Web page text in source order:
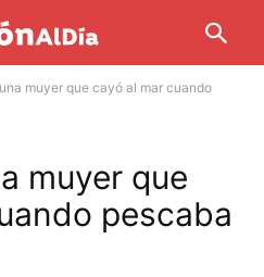
muyer que cayó al mar cuando
muyer que
pescaba